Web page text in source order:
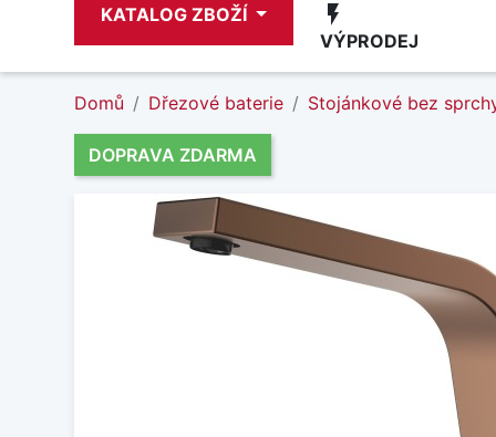
KATALOG ZBOŽÍ flash_on
VÝPRODEJ
Domů Dřezové baterie Stojánkové bez
DOPRAVA ZDARMA